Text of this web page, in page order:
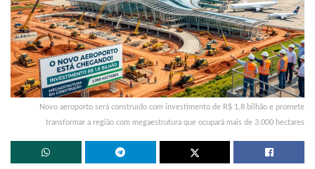
Novo aeroporto será construído com investimento de R$ 1,8 bilhão e promete
transformar a região com megaestrutura que ocupará mais de 3.000 hectares